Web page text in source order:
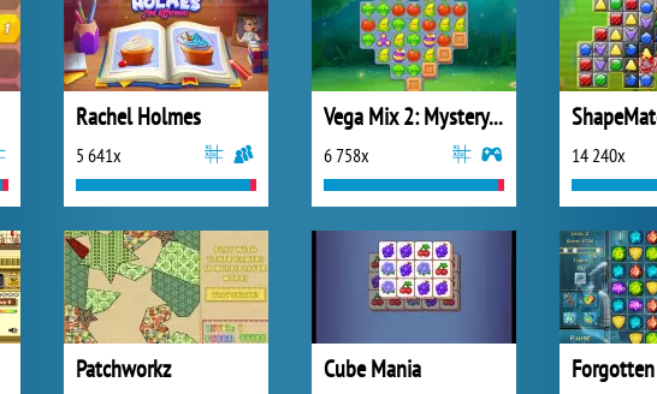
Rachel Holmes
5 641x
Vega Mix 2: Mystery of Island
6 758x 14 240x
Patchworkz Cube Mania